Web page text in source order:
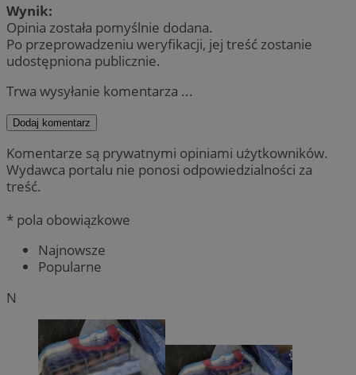
Wynik:
Opinia została pomyślnie dodana.
Po przeprowadzeniu weryfikacji, jej treść zostanie
udostępniona publicznie.
Trwa wysyłanie komentarza ...
Dodaj komentarz
Komentarze są prywatnymi opiniami użytkowników.
Wydawca portalu nie ponosi odpowiedzialności za
treść.
* pola obowiązkowe
Najnowsze
Popularne
N